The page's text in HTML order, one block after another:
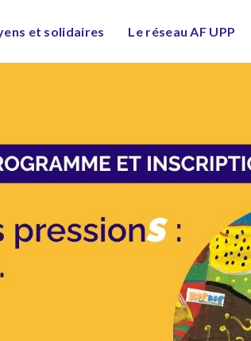
et solidaires Le réseau AF UPP